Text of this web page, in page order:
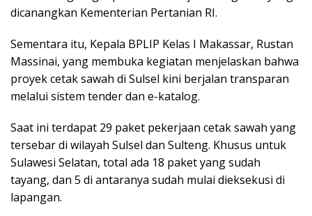
dicanangkan Kementerian Pertanian RI.
Sementara itu, Kepala BPLIP Kelas I Makassar, Rustan
Massinai, yang membuka kegiatan menjelaskan bahwa
proyek cetak sawah di Sulsel kini berjalan transparan
melalui sistem tender dan e-katalog.
Saat ini terdapat 29 paket pekerjaan cetak sawah yang
tersebar di wilayah Sulsel dan Sulteng. Khusus untuk
Sulawesi Selatan, total ada 18 paket yang sudah
tayang, dan 5 di antaranya sudah mulai dieksekusi di
lapangan.